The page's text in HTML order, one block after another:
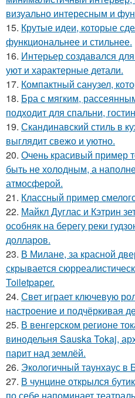
визуально интересным и
15. Крутые идеи, которые
функциональнее и стильнее.
16. Интерьер создавался
уют и характерные детали.
17. Компактный санузел,
18. Бра с мягким,
подходит для спальни,
19. Скандинавский стиль в
выглядит свежо и уютно.
20. Очень красивый пример
быть не холодным, а
атмосферой.
21. Классный пример
22. Майкл Дуглас и Кэтрин
особняк на берегу реки
долларов.
23. В Милане, за красной
скрывается
Toiletpaper.
24. Свет играет ключевую
настроение и подчёркивая
25. В венгерском регионе
винодельня Sauska Tokaj,
парит над землёй.
26. Экологичный таунхаус в
27. В чунцине открылся